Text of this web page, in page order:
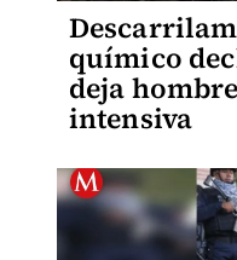
químico
deja
intensiva